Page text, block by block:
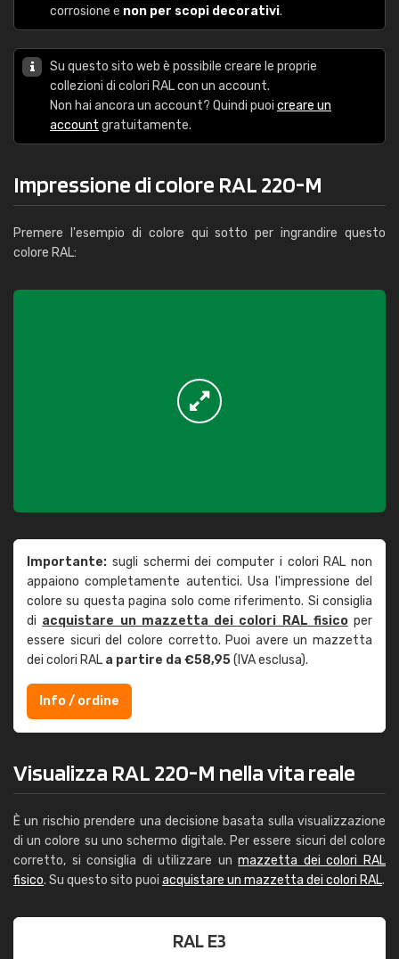
corrosione e non per scopi decorativi.
Su questo sito web è possibile creare le proprie
collezioni di colori RAL con un account.
Non hai ancora un account? Quindi puoi creare un
account gratuitamente.
Impressione di colore RAL 220-M
Premere l'esempio di colore qui sotto per ingrandire questo
colore RAL:
Importante: sugli schermi dei computer i colori RAL non
appaiono completamente autentici. Usa l'impressione del
colore su questa pagina solo come riferimento. Si consiglia
di acquistare un mazzetta dei colori RAL fisicoper
essere sicuri del colore corretto. Puoi avere un mazzetta
dei colori RAL a partire da €58,95(IVA esclusa).
Info / ordine
Visualizza RAL 220-M nella vita reale
È un rischio prendere una decisione basata sulla visualizzazione
di un colore su uno schermo digitale. Per essere sicuri del colore
corretto, si consiglia di utilizzare unmazzetta dei colori RAL
fisico. Su questo sito puoi acquistare un mazzetta dei colori RAL.
RAL E3